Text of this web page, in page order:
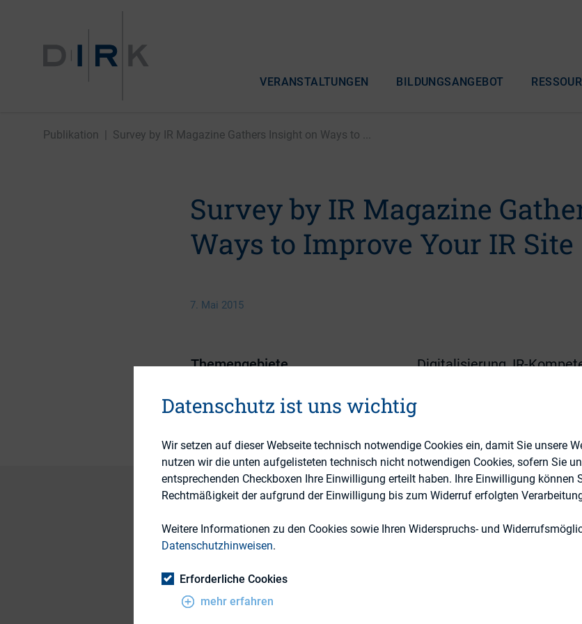
VERANSTALTUNGEN BILDUNGSANGEBOT
Publikation Survey by IR Magazine Gathers Insight on Ways to ...
Survey by IR Magazine
Ways to Improve Your IR Site
7. Mai 2015
Themengebiete
Digitalisierung, IR-
Publikationsform
Through 2014, IR Magazine polled buy-side and sell-side
they’d like to see on IR sites. Data was gathered from the US,
Let’s start with the US – as illustrated in the below chart, the
there isn’t anything they wish to see improve on IR websites.
Datenschutz ist uns wichtig
Wir setzen auf dieser Webseite technisch notwendige Cookies ein, damit Sie unsere
nutzen wir die unten aufgelisteten technisch nicht notwendigen Cookies, sofern Sie
entsprechenden Checkboxen Ihre Einwilligung erteilt haben. Ihre Einwilligung können
Rechtmäßigkeit der aufgrund der Einwilligung bis zum Widerruf erfolgten
Weitere Informationen zu den Cookies sowie Ihren Widerspruchs- und
Datenschutzhinweisen.
Erforderliche Cookies
mehr erfahren